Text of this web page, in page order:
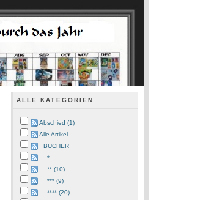
ALLE KATEGORIEN
Abschied (1)
Alle Artikel
BÜCHER
*
** (10)
*** (9)
**** (20)